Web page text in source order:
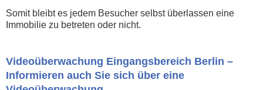
Somit bleibt es jedem Besucher selbst überlassen eine
Immobilie zu betreten oder nicht.
Videoüberwachung Eingangsbereich Berlin –
Informieren auch Sie sich über eine